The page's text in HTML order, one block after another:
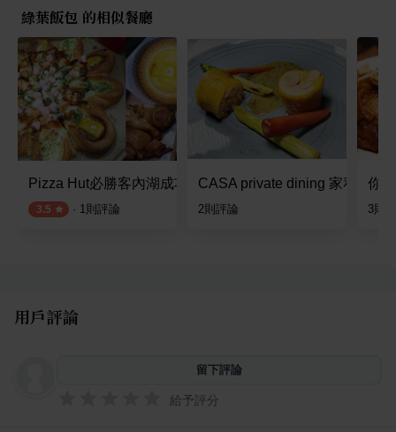
綠葉飯包 的相似餐廳
Pizza Hut必勝客內湖成功店
3.5 · 1則評論
CASA private dining 家私廚
2則評論
你
3則
用戶評論
留下評論
給予評分